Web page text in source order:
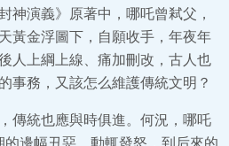
神演義》原著中，哪吒曾弒父，
黃金浮圖下，自願收手，年夜年
人上綱上線、痛加刪改，古人也
事務，又該怎么維護傳統文明？
傳統也應與時俱進。何況，哪吒